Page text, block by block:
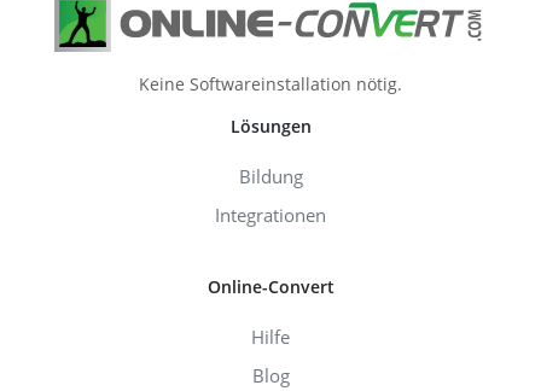
Keine Softwareinstallation nötig.
Lösungen
Bildung
Integrationen
Online-Convert
Hilfe
Blog